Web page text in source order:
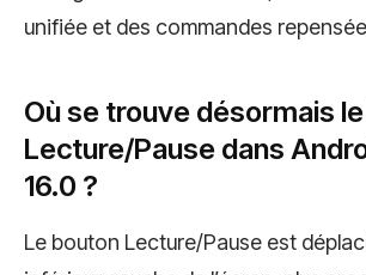
unifiée et des commandes
Où se trouve désormais
Lecture/Pause dans
16.0 ?
Le bouton Lecture/Pause est